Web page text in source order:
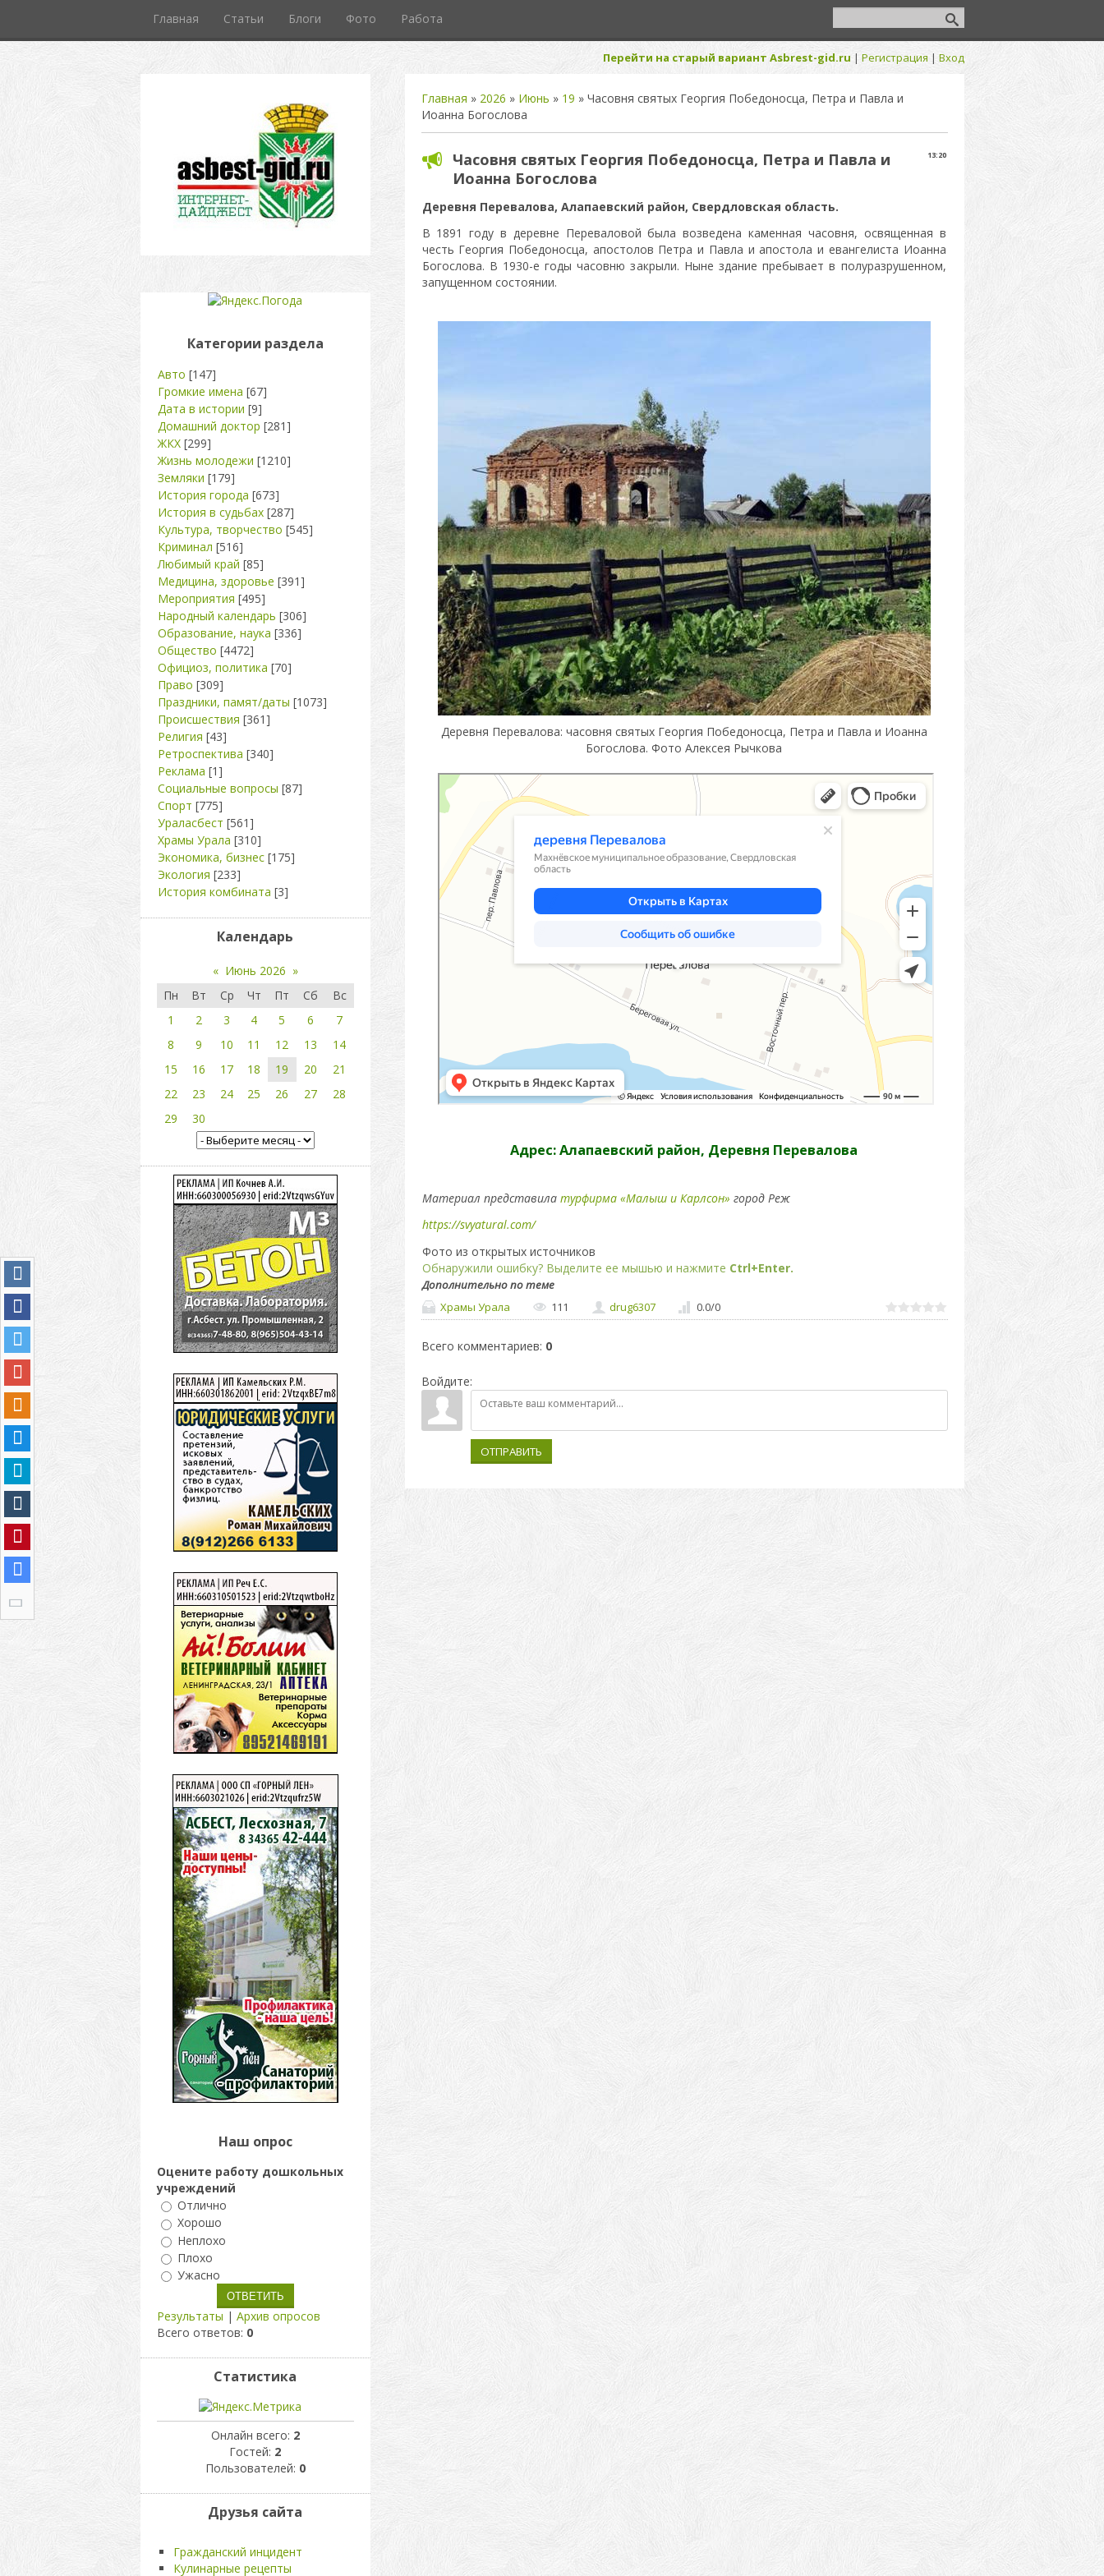
Главная Статьи Блоги Фото Работа
Перейти на старый вариант Asbrest-gid.ru | Регистрация | Вход
Главная » 2026 » Июнь » 19 » Часовня святых Георгия Победоносца, Петра и Павла и
Иоанна Богослова
13:20
Часовня святых Георгия Победоносца, Петра и Павла и
Иоанна Богослова
Деревня Перевалова, Алапаевский район, Свердловская область.
В 1891 году в деревне Переваловой была возведена каменная часовня, освященная в
честь Георгия Победоносца, апостолов Петра и Павла и апостола и евангелиста Иоанна
Богослова. В 1930-е годы часовню закрыли. Ныне здание пребывает в полуразрушенном,
запущенном состоянии.
Деревня Перевалова: часовня святых Георгия Победоносца, Петра и Павла и Иоанна
Богослова. Фото Алексея Рычкова
Адрес: Алапаевский район, Деревня Перевалова
Материал представила турфирма «Малыш и Карлсон» город Реж
https://svyatural.com/
Фото из открытых источников
Обнаружили ошибку? Выделите ее мышью и нажмите Ctrl+Enter.
Дополнительно по теме
Храмы Урала
111 drug6307 0.0/0
Всего комментариев: 0
Войдите:
ОТПРАВИТЬ
Категории раздела
Авто [147]
Громкие имена [67]
Дата в истории [9]
Домашний доктор [281]
ЖКХ [299]
Жизнь молодежи [1210]
Земляки [179]
История города [673]
История в судьбах [287]
Культура, творчество [545]
Криминал [516]
Любимый край [85]
Медицина, здоровье [391]
Мероприятия [495]
Народный календарь [306]
Образование, наука [336]
Общество [4472]
Официоз, политика [70]
Право [309]
Праздники, памят/даты [1073]
Происшествия [361]
Религия [43]
Ретроспектива [340]
Реклама [1]
Социальные вопросы [87]
Спорт [775]
Ураласбест [561]
Храмы Урала [310]
Экономика, бизнес [175]
Экология [233]
История комбината [3]
Календарь
« Июнь 2026 »
Пн
Вт Ср Чт Пт Сб
Вс
1
2 3 4 5 6
7
8
9 10 11 12 13
14
15
16 17 18 19 20
21
22
23 24 25 26 27
28
29
30
Наш опрос
Оцените работу дошкольных
учреждений
Отлично
Хорошо
Неплохо
Плохо
Ужасно
Результаты | Архив опросов
Всего ответов: 0
Статистика
Онлайн всего: 2
Гостей: 2
Пользователей: 0
Друзья сайта
Гражданский инцидент
Кулинарные рецепты